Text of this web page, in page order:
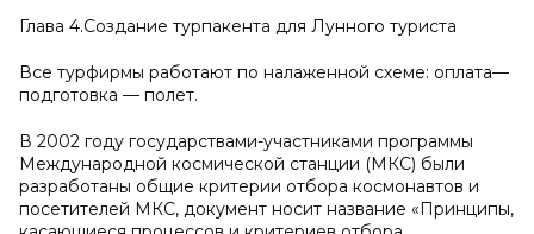
Глава 4.Создание турпакента для Лунного туриста
Все турфирмы работают по налаженной схеме: оплата—
подготовка — полет.
В 2002 году государствами-участниками программы
Международной космической станции (МКС) были
разработаны общие критерии отбора космонавтов и
посетителей МКС, документ носит название «Принципы,